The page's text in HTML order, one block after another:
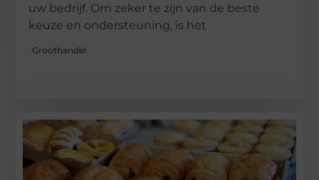
uw bedrijf. Om zeker te zijn van de beste
keuze en ondersteuning, is het
Groothandel